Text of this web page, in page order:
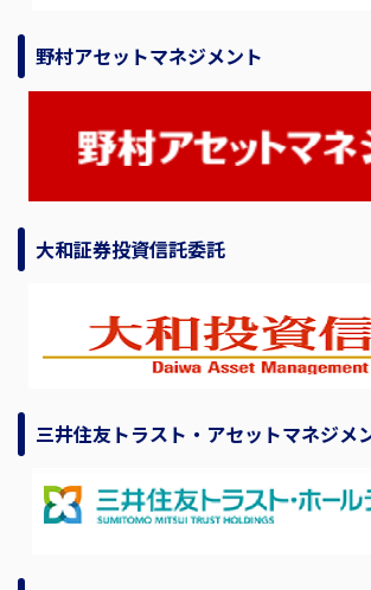
野村アセットマネジメント
大和証券投資信託委託
三井住友トラスト・アセットマネジメ